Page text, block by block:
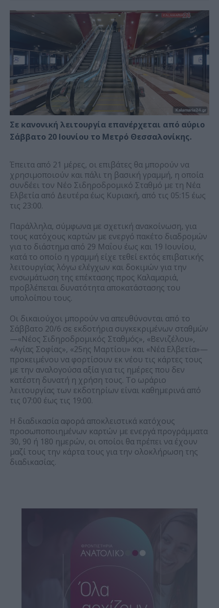
Σε κανονική λειτουργία επανέρχεται από αύριο
Σάββατο 20 Ιουνίου το Μετρό Θεσσαλονίκης.
Έπειτα από 21 μέρες, οι επιβάτες θα μπορούν να
χρησιμοποιούν και πάλι τη βασική γραμμή, η οποία
συνδέει τον Νέο Σιδηροδρομικό Σταθμό με τη Νέα
Ελβετία από Δευτέρα έως Κυριακή, από τις 05:15 έως
τις 23:00.
Παράλληλα, σύμφωνα με σχετική ανακοίνωση, για
τους κατόχους καρτών με ενεργό πακέτο διαδρομών
για το διάστημα από 29 Μαΐου έως και 19 Ιουνίου,
κατά το οποίο η γραμμή είχε τεθεί εκτός επιβατικής
λειτουργίας λόγω ελέγχων και δοκιμών για την
ενσωμάτωση της επέκτασης προς Καλαμαριά,
προβλέπεται δυνατότητα αποκατάστασης του
υπολοίπου τους.
Οι δικαιούχοι μπορούν να απευθύνονται από το
Σάββατο 20/6 σε εκδοτήρια συγκεκριμένων σταθμών
—«Νέος Σιδηροδρομικός Σταθμός», «Βενιζέλου»,
«Αγίας Σοφίας», «25ης Μαρτίου» και «Νέα Ελβετία»—
προκειμένου να φορτίσουν εκ νέου τις κάρτες τους
με την αναλογούσα αξία για τις ημέρες που δεν
κατέστη δυνατή η χρήση τους. Το ωράριο
λειτουργίας των εκδοτηρίων είναι καθημερινά από
τις 07:00 έως τις 19:00.
Η διαδικασία αφορά αποκλειστικά κατόχους
προσωποποιημένων καρτών με ενεργά προγράμματα
30, 90 ή 180 ημερών, οι οποίοι θα πρέπει να έχουν
μαζί τους την κάρτα τους για την ολοκλήρωση της
διαδικασίας.